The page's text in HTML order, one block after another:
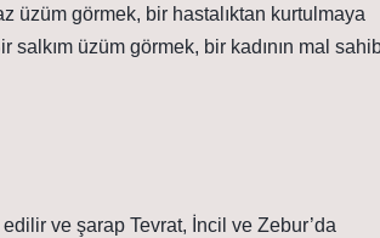
üzüm görmek, bir hastalıktan kurtulmaya
üzüm görmek, bir kadının mal
ve şarap Tevrat, İncil ve Zebur’da